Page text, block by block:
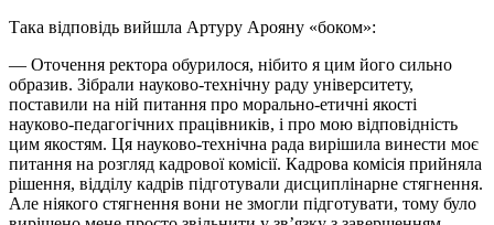
Така відповідь вийшла Артуру Арояну «боком»:
— Оточення ректора обурилося, нібито я цим його сильно
образив. Зібрали науково-технічну раду університету,
поставили на ній питання про морально-етичні якості
науково-педагогічних працівників, і про мою відповідність
цим якостям. Ця науково-технічна рада вирішила винести моє
питання на розгляд кадрової комісії. Кадрова комісія прийняла
рішення, відділу кадрів підготували дисциплінарне стягнення.
Але ніякого стягнення вони не змогли підготувати, тому було